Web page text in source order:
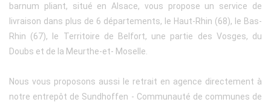
barnum pliant, situé en Alsace, vous propose un service de
livraison dans plus de 6 départements, le Haut-Rhin (68), le Bas-
Rhin (67), le Territoire de Belfort, une partie des Vosges, du
Doubs et de la Meurthe-et- Moselle.
Nous vous proposons aussi le retrait en agence directement à
notre entrepôt de Sundhoffen - Communauté de communes de